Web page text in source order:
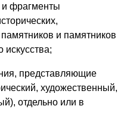
и фрагменты
и памятников
искусства;
представляющие
художественный,
отдельно или в